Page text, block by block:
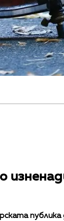
публика